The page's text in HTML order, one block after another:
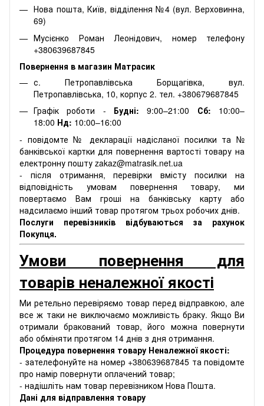
Нова пошта, Київ, відділення №4 (вул. Верховинна,
69)
Мусієнко Роман Леонідович, номер телефону
+380639687845
Повернення в магазин Матрасик
с. Петропавлівська Борщагівка, вул.
Петропавлівська, 10, корпус 2. тел. +380679687845
Графік роботи - Будні: 9:00–21:00 Сб: 10:00–
18:00 Нд: 10:00–16:00
- повідомте № декларації надісланої посилки та №
банківської картки для повернення вартості товару на
електронну пошту zakaz@matrasik.net.ua
- після отримання, перевірки вмісту посилки на
відповідність умовам повернення товару, ми
повертаємо Вам гроші на банківську карту або
надсилаємо інший товар протягом трьох робочих днів.
Послуги перевізників відбуваються за рахунок
Покупця.
Умови повернення для
товарів неналежної якості
Ми ретельно перевіряємо товар перед відправкою, але
все ж таки не виключаємо можливість браку. Якщо Ви
отримали бракований товар, його можна повернути
або обміняти протягом 14 днів з дня отримання.
Процедура повернення товару Неналежної якості:
- зателефонуйте на номер +380639687845 та повідомте
про намір повернути оплачений товар;
- надішліть нам товар перевізником Нова Пошта.
Дані для відправлення товару